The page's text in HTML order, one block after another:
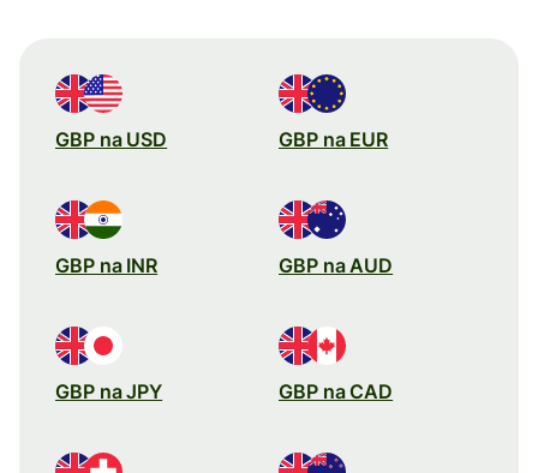
GBP na USD GBP na EUR
GBP na INR GBP na AUD
GBP na JPY GBP na CAD